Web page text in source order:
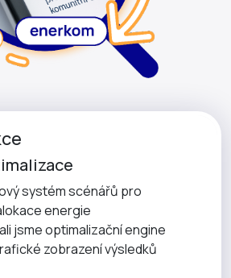
systém scénářů pro
energie
jsme optimalizační engine
zobrazení výsledků